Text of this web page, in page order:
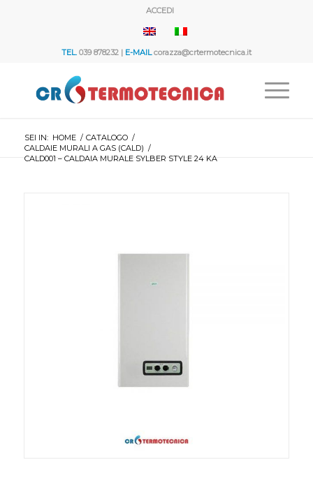
ACCEDI
TEL.039 878232 | E-MAILcorazza@crtermotecnica.it
SEI IN: HOME / CATALOGO /
CALDAIE MURALI A GAS (CALD) /
CALD001 – CALDAIA MURALE SYLBER STYLE 24 KA